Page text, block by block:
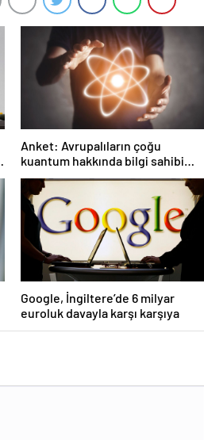
Anket: Avrupalıların çoğu
kuantum hakkında bilgi sahibi
ancak tam olarak ne olduğunu
bilmiyor
Google, İngiltere’de 6 milyar
euroluk davayla karşı karşıya